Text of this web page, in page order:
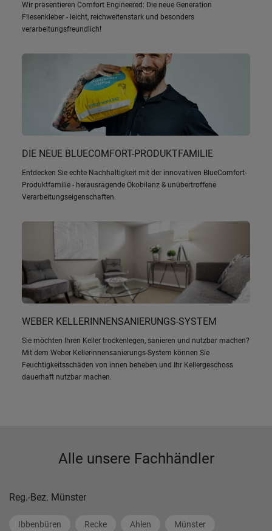
Wir präsentieren Comfort Engineered: Die neue Generation
Fliesenkleber - leicht, reichweitenstark und besonders
verarbeitungsfreundlich!
DIE NEUE BLUECOMFORT-PRODUKTFAMILIE
Entdecken Sie echte Nachhaltigkeit mit der innovativen BlueComfort-
Produktfamilie - herausragende Ökobilanz & unübertroffene
Verarbeitungseigenschaften.
WEBER KELLERINNENSANIERUNGS-SYSTEM
Sie möchten Ihren Keller trockenlegen, sanieren und nutzbar machen?
Mit dem Weber Kellerinnensanierungs-System können Sie
Feuchtigkeitsschäden von innen beheben und Ihr Kellergeschoss
dauerhaft nutzbar machen.
Alle unsere Fachhändler
Reg.-Bez. Münster
Ibbenbüren Recke Ahlen Münster